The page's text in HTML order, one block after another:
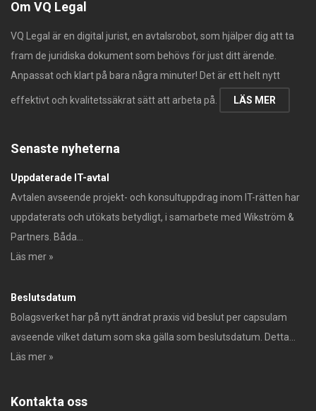
Om VQ Legal
VQ Legal är en digital jurist, en avtalsrobot, som hjälper dig att ta
fram de juridiska dokument som behövs för just ditt ärende.
Anpassat och klart på bara några minuter! Det är ett helt nytt
effektivt och kvalitetssäkrat sätt att arbeta på. LÄS MER
Senaste nyheterna
Uppdaterade IT-avtal
Avtalen avseende projekt- och konsultuppdrag inom IT-rätten har
uppdaterats och utökats betydligt, i samarbete med Wikström &
Partners. Båda...
Läs mer »
Beslutsdatum
Bolagsverket har på nytt ändrat praxis vid beslut per capsulam
avseende vilket datum som ska gälla som beslutsdatum. Detta...
Läs mer »
Kontakta oss